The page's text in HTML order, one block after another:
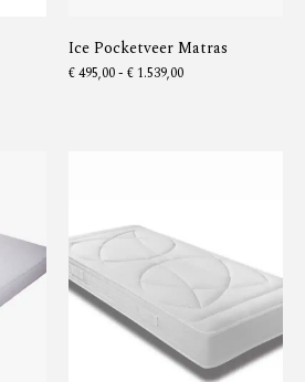
Ice Pocketveer Matras
€495,00- €1.539,00